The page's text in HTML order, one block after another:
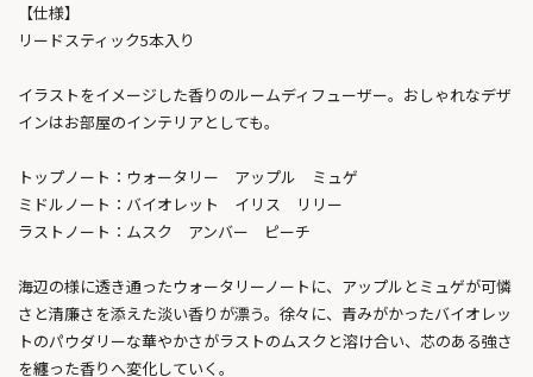
【仕様】
リードスティック5本入り
イラストをイメージした香りのルームディフューザー。おしゃれなデザ
インはお部屋のインテリアとしても。
トップノート：ウォータリー アップル ミュゲ
ミドルノート：バイオレット イリス リリー
ラストノート：ムスク アンバー ピーチ
海辺の様に透き通ったウォータリーノートに、アップルとミュゲが可憐
さと清廉さを添えた淡い香りが漂う。徐々に、青みがかったバイオレッ
トのパウダリーな華やかさがラストのムスクと溶け合い、芯のある強さ
を纏った香りへ変化していく。